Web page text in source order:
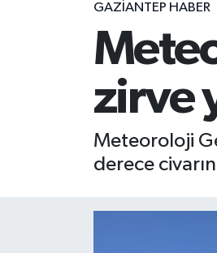
GAZIANTEP HABER
zirve
Meteoroloji
derece
Gaziantep son dakika
Gündem
Haberler
Puan Durumu ve Fikstür
Tüm Manşetler
Son Dakika Haberleri
Haber Arşivi